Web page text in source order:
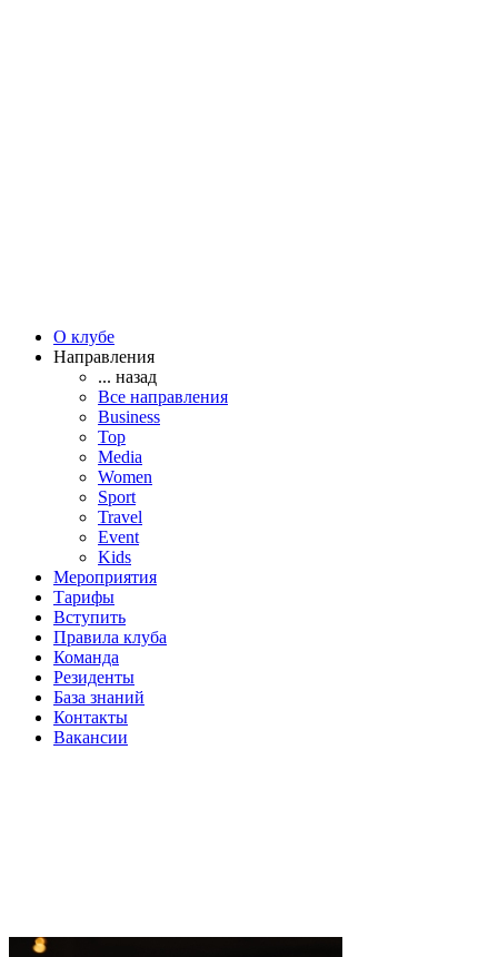
О клубе
Направления
... назад
Все направления
Business
Top
Media
Women
Sport
Travel
Event
Kids
Мероприятия
Тарифы
Вступить
Правила клуба
Команда
Резиденты
База знаний
Контакты
Вакансии